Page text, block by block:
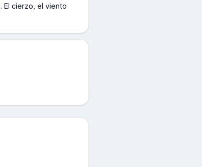
El cierzo, el viento